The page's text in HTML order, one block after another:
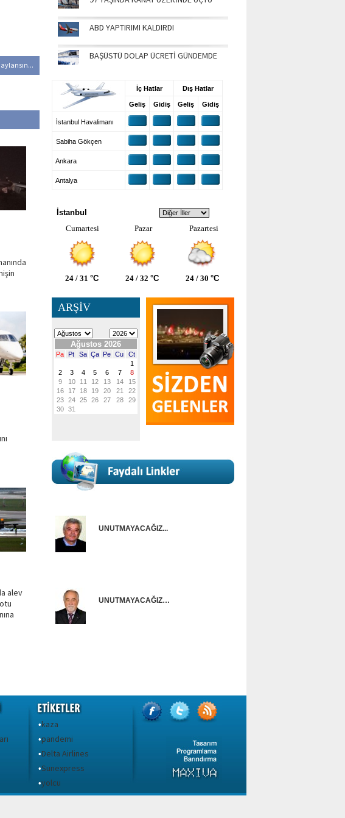
alev
ABD YAPTIRIMI KALDIRDI
BAŞÜSTÜ DOLAP ÜCRETİ GÜNDEMDE
İç Hatlar Dış Hatlar
Geliş Gidiş Geliş Gidiş
İstanbul Havalimanı
Sabiha Gökçen
Ankara
Antalya
İstanbul
Cumartesi
Pazar Pazartesi
24 / 31 °C 24 / 32 °C 24 / 30 °C
ARŞİV
UNUTMAYACAĞIZ...
UNUTMAYACAĞIZ…
•kaza
•pandemi
•Delta Airlines
•Sunexpress
•yolcu